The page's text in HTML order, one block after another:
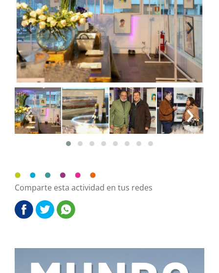
‹ ›
‹ ›
Comparte esta actividad en tus redes